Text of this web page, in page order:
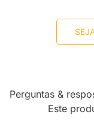
Perguntas &
Este